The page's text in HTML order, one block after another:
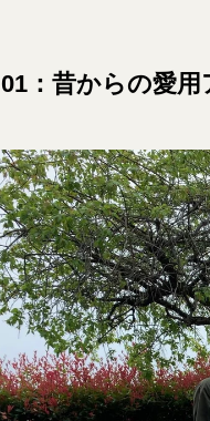
01：昔からの愛